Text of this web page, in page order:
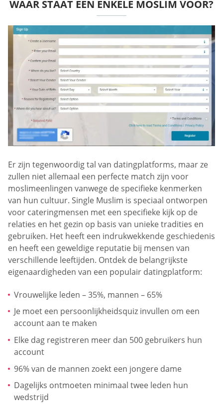
WAAR STAAT EEN ENKELE MOSLIM VOOR?
Er zijn tegenwoordig tal van datingplatforms, maar ze
zullen niet allemaal een perfecte match zijn voor
moslimeenlingen vanwege de specifieke kenmerken
van hun cultuur. Single Muslim is speciaal ontworpen
voor cateringmensen met een specifieke kijk op de
relaties en het gezin op basis van unieke tradities en
gebruiken. Het heeft een indrukwekkende geschiedenis
en heeft een geweldige reputatie bij mensen van
verschillende leeftijden. Ontdek de belangrijkste
eigenaardigheden van een populair datingplatform:
Vrouwelijke leden – 35%, mannen – 65%
Je moet een persoonlijkheidsquiz invullen om een
account aan te maken
Elke dag registreren meer dan 500 gebruikers hun
account
96% van de mannen zoekt een jongere dame
Dagelijks ontmoeten minimaal twee leden hun
wedstrijd